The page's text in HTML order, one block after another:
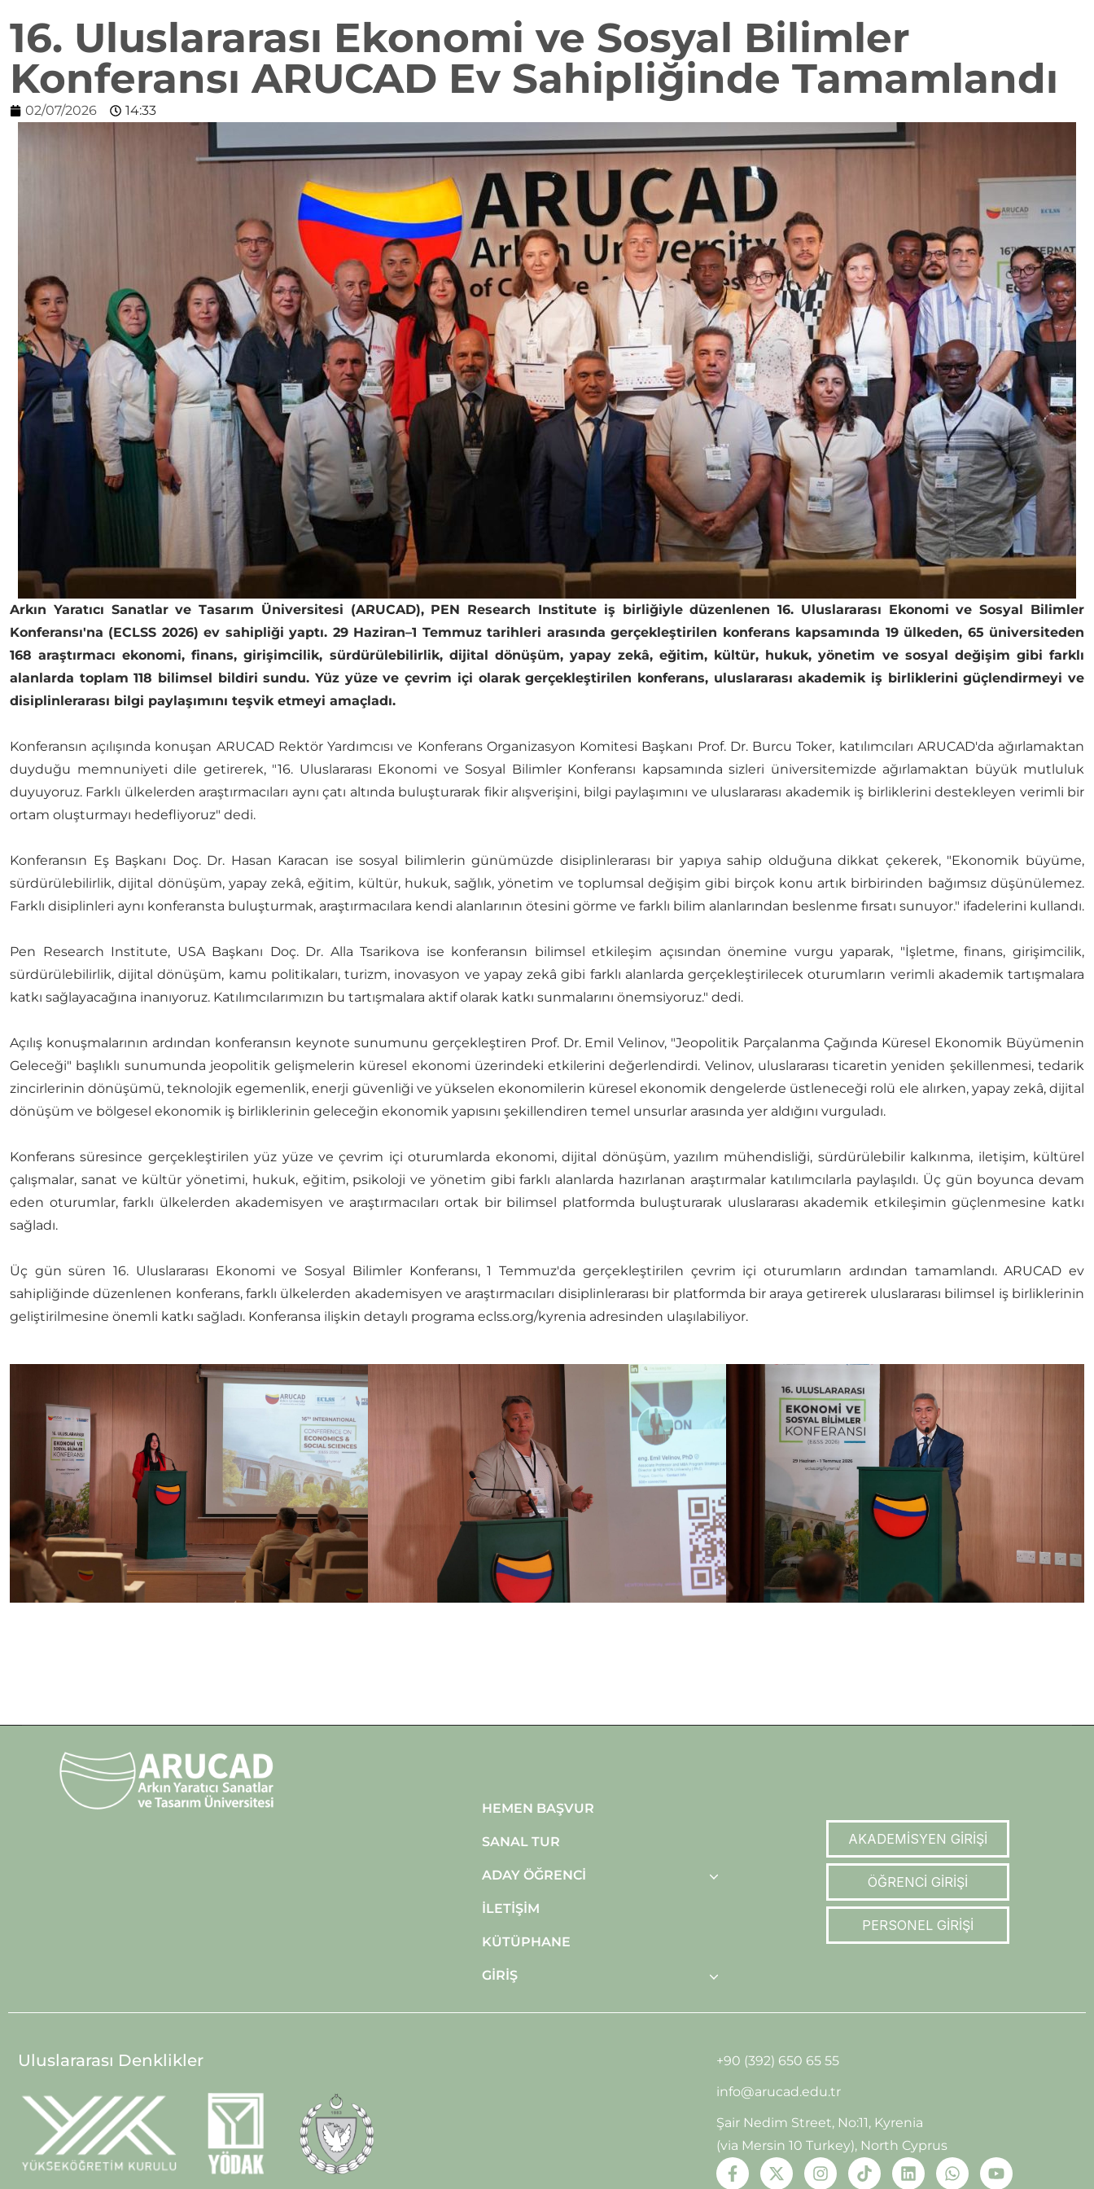
16. Uluslararası Ekonomi ve Sosyal Bilimler
Konferansı ARUCAD Ev Sahipliğinde Tamamlandı
02/07/2026 14:33
Arkın Yaratıcı Sanatlar ve Tasarım Üniversitesi (ARUCAD), PEN Research Institute iş birliğiyle düzenlenen 16. Uluslararası Ekonomi ve Sosyal Bilimler
Konferansı'na (ECLSS 2026) ev sahipliği yaptı. 29 Haziran–1 Temmuz tarihleri arasında gerçekleştirilen konferans kapsamında 19 ülkeden, 65 üniversiteden
168 araştırmacı ekonomi, finans, girişimcilik, sürdürülebilirlik, dijital dönüşüm, yapay zekâ, eğitim, kültür, hukuk, yönetim ve sosyal değişim gibi farklı
alanlarda toplam 118 bilimsel bildiri sundu. Yüz yüze ve çevrim içi olarak gerçekleştirilen konferans, uluslararası akademik iş birliklerini güçlendirmeyi ve
disiplinlerarası bilgi paylaşımını teşvik etmeyi amaçladı.
Konferansın açılışında konuşan ARUCAD Rektör Yardımcısı ve Konferans Organizasyon Komitesi Başkanı Prof. Dr. Burcu Toker, katılımcıları ARUCAD'da ağırlamaktan
duyduğu memnuniyeti dile getirerek, "16. Uluslararası Ekonomi ve Sosyal Bilimler Konferansı kapsamında sizleri üniversitemizde ağırlamaktan büyük mutluluk
duyuyoruz. Farklı ülkelerden araştırmacıları aynı çatı altında buluşturarak fikir alışverişini, bilgi paylaşımını ve uluslararası akademik iş birliklerini destekleyen verimli bir
ortam oluşturmayı hedefliyoruz" dedi.
Konferansın Eş Başkanı Doç. Dr. Hasan Karacan ise sosyal bilimlerin günümüzde disiplinlerarası bir yapıya sahip olduğuna dikkat çekerek, "Ekonomik büyüme,
sürdürülebilirlik, dijital dönüşüm, yapay zekâ, eğitim, kültür, hukuk, sağlık, yönetim ve toplumsal değişim gibi birçok konu artık birbirinden bağımsız düşünülemez.
Farklı disiplinleri aynı konferansta buluşturmak, araştırmacılara kendi alanlarının ötesini görme ve farklı bilim alanlarından beslenme fırsatı sunuyor." ifadelerini kullandı.
⁠Pen Research Institute, USA Başkanı Doç. Dr. Alla Tsarikova ise konferansın bilimsel etkileşim açısından önemine vurgu yaparak, "İşletme, finans, girişimcilik,
sürdürülebilirlik, dijital dönüşüm, kamu politikaları, turizm, inovasyon ve yapay zekâ gibi farklı alanlarda gerçekleştirilecek oturumların verimli akademik tartışmalara
katkı sağlayacağına inanıyoruz. Katılımcılarımızın bu tartışmalara aktif olarak katkı sunmalarını önemsiyoruz." dedi.
Açılış konuşmalarının ardından konferansın keynote sunumunu gerçekleştiren Prof. Dr. Emil Velinov, "Jeopolitik Parçalanma Çağında Küresel Ekonomik Büyümenin
Geleceği" başlıklı sunumunda jeopolitik gelişmelerin küresel ekonomi üzerindeki etkilerini değerlendirdi. Velinov, uluslararası ticaretin yeniden şekillenmesi, tedarik
zincirlerinin dönüşümü, teknolojik egemenlik, enerji güvenliği ve yükselen ekonomilerin küresel ekonomik dengelerde üstleneceği rolü ele alırken, yapay zekâ, dijital
dönüşüm ve bölgesel ekonomik iş birliklerinin geleceğin ekonomik yapısını şekillendiren temel unsurlar arasında yer aldığını vurguladı.
Konferans süresince gerçekleştirilen yüz yüze ve çevrim içi oturumlarda ekonomi, dijital dönüşüm, yazılım mühendisliği, sürdürülebilir kalkınma, iletişim, kültürel
çalışmalar, sanat ve kültür yönetimi, hukuk, eğitim, psikoloji ve yönetim gibi farklı alanlarda hazırlanan araştırmalar katılımcılarla paylaşıldı. Üç gün boyunca devam
eden oturumlar, farklı ülkelerden akademisyen ve araştırmacıları ortak bir bilimsel platformda buluşturarak uluslararası akademik etkileşimin güçlenmesine katkı
sağladı.
Üç gün süren 16. Uluslararası Ekonomi ve Sosyal Bilimler Konferansı, 1 Temmuz'da gerçekleştirilen çevrim içi oturumların ardından tamamlandı. ARUCAD ev
sahipliğinde düzenlenen konferans, farklı ülkelerden akademisyen ve araştırmacıları disiplinlerarası bir platformda bir araya getirerek uluslararası bilimsel iş birliklerinin
geliştirilmesine önemli katkı sağladı. Konferansa ilişkin detaylı programa eclss.org/kyrenia adresinden ulaşılabiliyor.
HEMEN BAŞVUR
SANAL TUR
ADAY ÖĞRENCI
İLETIŞIM
KÜTÜPHANE
GIRIŞ
AKADEMİSYEN GİRİŞİ
ÖĞRENCİ GİRİŞİ
PERSONEL GİRİŞİ
Uluslararası Denklikler
+90 (392) 650 65 55
info@arucad.edu.tr
Şair Nedim Street, No:11, Kyrenia
(via Mersin 10 Turkey), North Cyprus